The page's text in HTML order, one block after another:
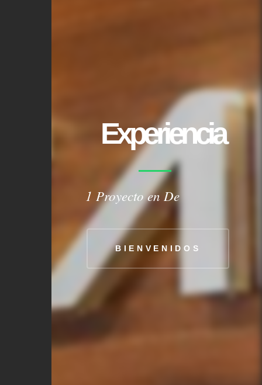
Experiencia
BIENVENIDOS